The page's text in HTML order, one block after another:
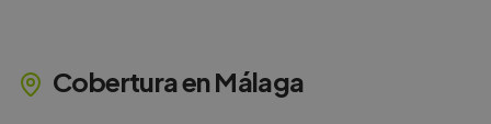
Cobertura enMálaga